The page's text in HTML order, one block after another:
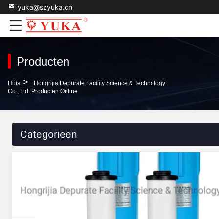
yuka@szyuka.cn
Producten
Huis >
Hongrijia Depurate Facility Science & Technology
Co., Ltd. Producten Online
Categorieën